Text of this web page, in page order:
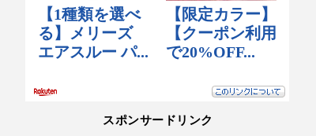
スポンサードリンク